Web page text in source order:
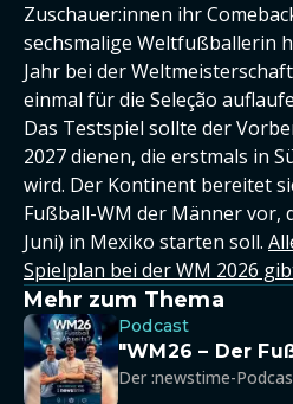
Zuschauer:innen ihr
sechsmalige Weltfußballerin
Jahr bei der
einmal für die Seleção
Das Testspiel sollte der
2027 dienen, die erstmals in
wird. Der Kontinent bereitet
Fußball-WM der Männer vor,
Juni) in Mexiko starten soll.
Spielplan bei der WM 2026
Mehr zum Thema
Podcast
"WM26 – Der
Der :newstime-